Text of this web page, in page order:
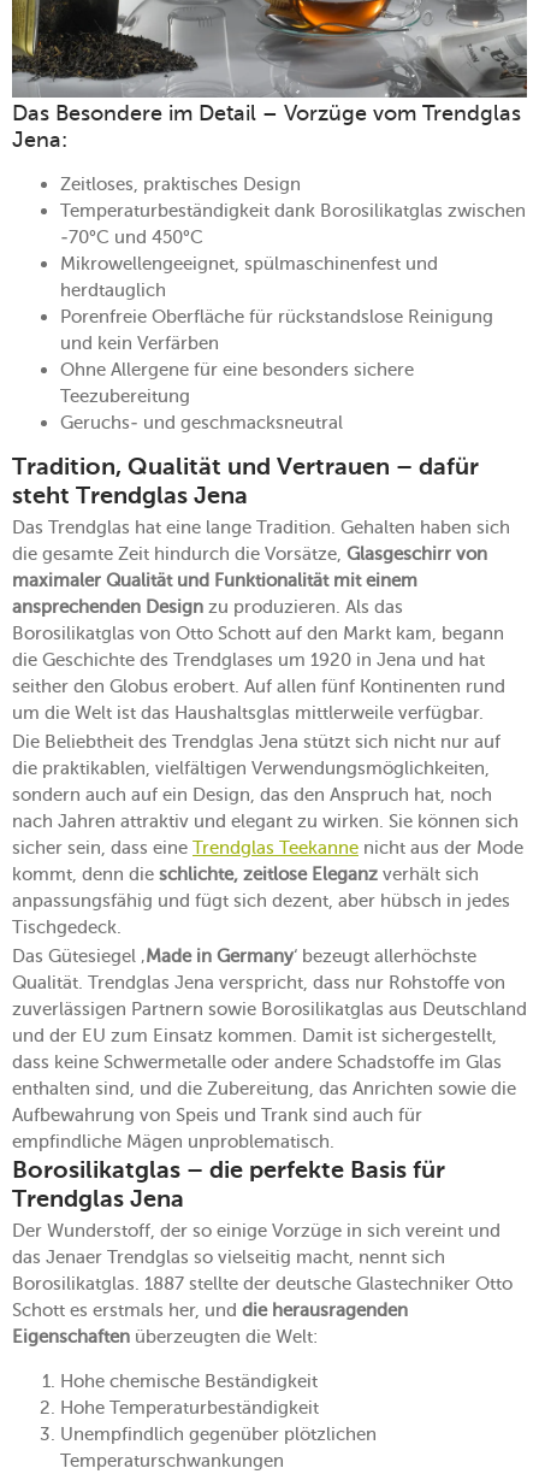
Das Besondere im Detail – Vorzüge vom Trendglas
Jena:
Zeitloses, praktisches Design
Temperaturbeständigkeit dank Borosilikatglas zwischen
-70°C und 450°C
Mikrowellengeeignet, spülmaschinenfest und
herdtauglich
Porenfreie Oberfläche für rückstandslose Reinigung
und kein Verfärben
Ohne Allergene für eine besonders sichere
Teezubereitung
Geruchs- und geschmacksneutral
Tradition, Qualität und Vertrauen – dafür
steht Trendglas Jena
Das Trendglas hat eine lange Tradition. Gehalten haben sich
die gesamte Zeit hindurch die Vorsätze, Glasgeschirr von
maximaler Qualität und Funktionalität mit einem
ansprechenden Design zu produzieren. Als das
Borosilikatglas von Otto Schott auf den Markt kam, begann
die Geschichte des Trendglases um 1920 in Jena und hat
seither den Globus erobert. Auf allen fünf Kontinenten rund
um die Welt ist das Haushaltsglas mittlerweile verfügbar.
Die Beliebtheit des Trendglas Jena stützt sich nicht nur auf
die praktikablen, vielfältigen Verwendungsmöglichkeiten,
sondern auch auf ein Design, das den Anspruch hat, noch
nach Jahren attraktiv und elegant zu wirken. Sie können sich
sicher sein, dass eine Trendglas Teekanne nicht aus der Mode
kommt, denn die schlichte, zeitlose Eleganz verhält sich
anpassungsfähig und fügt sich dezent, aber hübsch in jedes
Tischgedeck.
Das Gütesiegel ‚Made in Germany‘ bezeugt allerhöchste
Qualität. Trendglas Jena verspricht, dass nur Rohstoffe von
zuverlässigen Partnern sowie Borosilikatglas aus Deutschland
und der EU zum Einsatz kommen. Damit ist sichergestellt,
dass keine Schwermetalle oder andere Schadstoffe im Glas
enthalten sind, und die Zubereitung, das Anrichten sowie die
Aufbewahrung von Speis und Trank sind auch für
empfindliche Mägen unproblematisch.
Borosilikatglas – die perfekte Basis für
Trendglas Jena
Der Wunderstoff, der so einige Vorzüge in sich vereint und
das Jenaer Trendglas so vielseitig macht, nennt sich
Borosilikatglas. 1887 stellte der deutsche Glastechniker Otto
Schott es erstmals her, und die herausragenden
Eigenschaften überzeugten die Welt:
Hohe chemische Beständigkeit
Hohe Temperaturbeständigkeit
Unempfindlich gegenüber plötzlichen
Temperaturschwankungen